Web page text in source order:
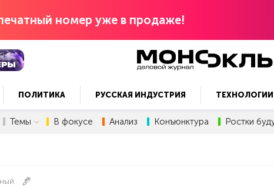
номер уже в продаже!
ПОЛИТИКА РУССКАЯ ИНДУСТРИЯ ТЕХНОЛОГИИ
Темы В фокусе Анализ Конъюнктура Ростки